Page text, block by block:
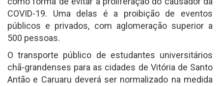
COVID-19. Uma delas é a proibição de eventos
públicos e privados, com aglomeração superior a
500 pessoas.
O transporte público de estudantes universitários
chã-grandenses para as cidades de Vitória de Santo
Antão e Caruaru deverá ser normalizado na medida